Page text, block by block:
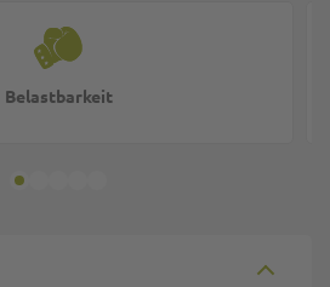
Belastbarkeit